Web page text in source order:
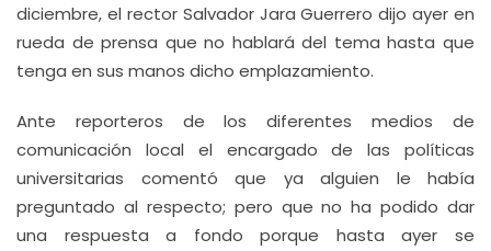
diciembre, el rector Salvador Jara Guerrero dijo ayer en
rueda de prensa que no hablará del tema hasta que
tenga en sus manos dicho emplazamiento.
Ante reporteros de los diferentes medios de
comunicación local el encargado de las políticas
universitarias comentó que ya alguien le había
preguntado al respecto; pero que no ha podido dar
una respuesta a fondo porque hasta ayer se